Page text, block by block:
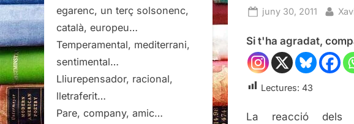
Posted
juny 30, 2011 By
Si t'ha agradat,
Lectures: 43
La reacció dels
egarenc, un terç solsonenc,
català, europeu…
Temperamental, mediterrani,
sentimental…
Lliurepensador, racional,
lletraferit…
Pare, company, amic…